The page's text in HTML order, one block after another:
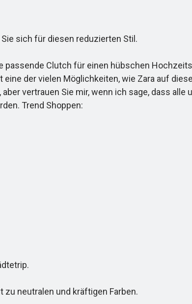
sich für diesen reduzierten Stil.
Clutch für einen hübschen
der vielen Möglichkeiten, wie Zara auf
vertrauen Sie mir, wenn ich sage, dass
Trend Shoppen:
neutralen und kräftigen Farben.